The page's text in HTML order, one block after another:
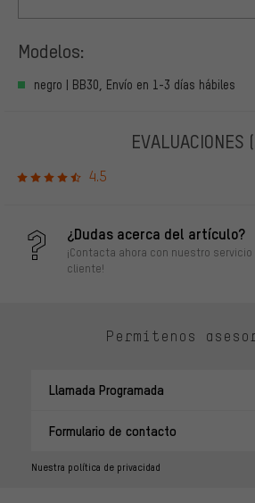
Modelos:
negro | BB30, Envío en 1-3 días hábiles
EVALUACIONES
4.5
¿Dudas acerca del artículo?
¡Contacta ahora con nuestro
cliente!
Permítenos
Llamada Programada
Formulario de contacto
Nuestra política de privacidad